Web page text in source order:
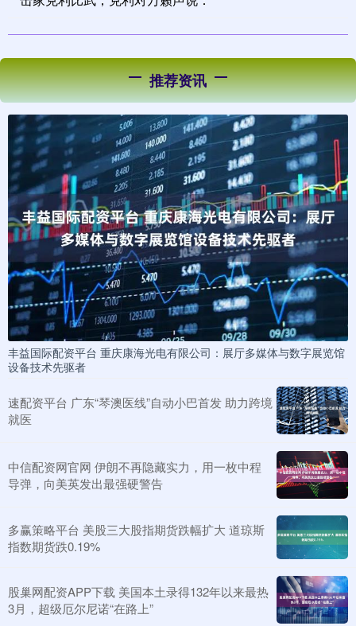
推荐资讯
丰益国际配资平台 重庆康海光电有限公司：展厅多媒体与数字展览馆
设备技术先驱者
速配资平台 广东“琴澳医线”自动小巴首发 助力跨境
就医
中信配资网官网 伊朗不再隐藏实力，用一枚中程
导弹，向美英发出最强硬警告
多赢策略平台 美股三大股指期货跌幅扩大 道琼斯
指数期货跌0.19%
股巢网配资APP下载 美国本土录得132年以来最热
3月，超级厄尔尼诺“在路上”